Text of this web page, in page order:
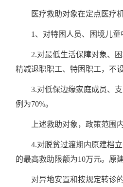
医疗救助对象在定点医疗
1、对特困人员、困境儿
2.对最低生活保障对象、
精减退职职工、特困职工，不
3.对低保边缘家庭成员、
例为70%。
上述救助对象，政策范围
4.对脱贫过渡期内原建档
的最高救助限额为10万元。原
对异地安置和按规定转诊